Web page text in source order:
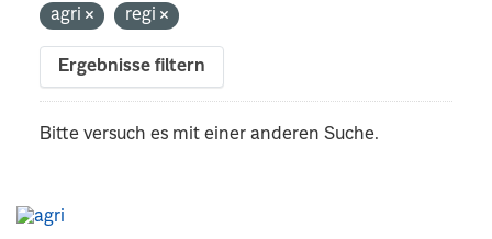
agri
regi
Ergebnisse filtern
Bitte versuch es mit einer anderen Suche.